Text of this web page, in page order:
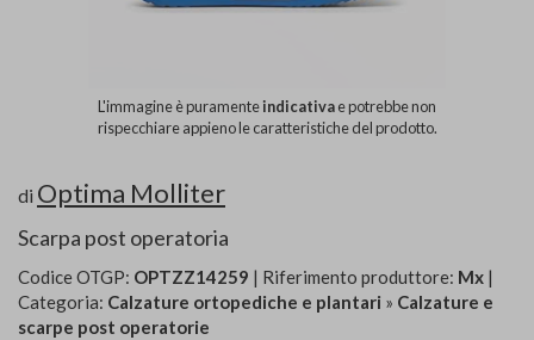
L'immagine è puramenteindicativae potrebbe non
rispecchiare appieno le caratteristiche del prodotto.
di Optima Molliter
Scarpa post operatoria
Codice OTGP: OPTZZ14259 | Riferimento produttore: Mx |
Categoria: Calzature ortopediche e plantari » Calzature e
scarpe post operatorie